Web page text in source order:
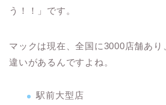
う！！
」です。
マックは現在、全国に3000店舗あり
違いがあるんですよね。
駅前大型店